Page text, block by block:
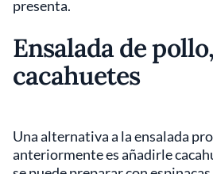
presenta.
Ensalada de
cacahuetes
Una alternativa a la ensalada
anteriormente es añadirle